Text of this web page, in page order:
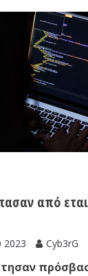
από
2023 Cyb3rG